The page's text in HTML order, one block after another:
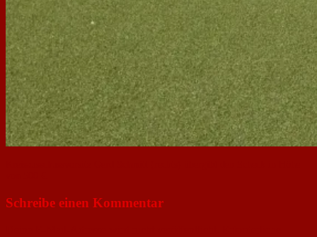
Schreibe einen Kommentar